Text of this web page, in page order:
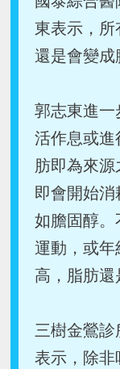
東表示，所
還是會變成
郭志東進
活作息或
肪即為來源
即會開始消
如膽固醇。
運動，或
高，脂肪還
三樹金鶯診
表示，除